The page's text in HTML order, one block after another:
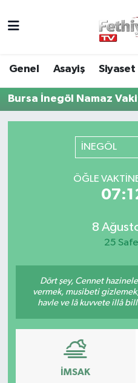
Genel Asayiş Siyaset
Bursa İnegöl Namaz
İNEGÖL
ÖĞLE
8
25
Dört şey, Cennet
vermek, musibeti
havle ve lâ kuvvete illâ
İMSAK
Turizm
Muğla Hava Durumu
Muğla Trafik
Tüm Manşetler
Son Dakika Haberleri